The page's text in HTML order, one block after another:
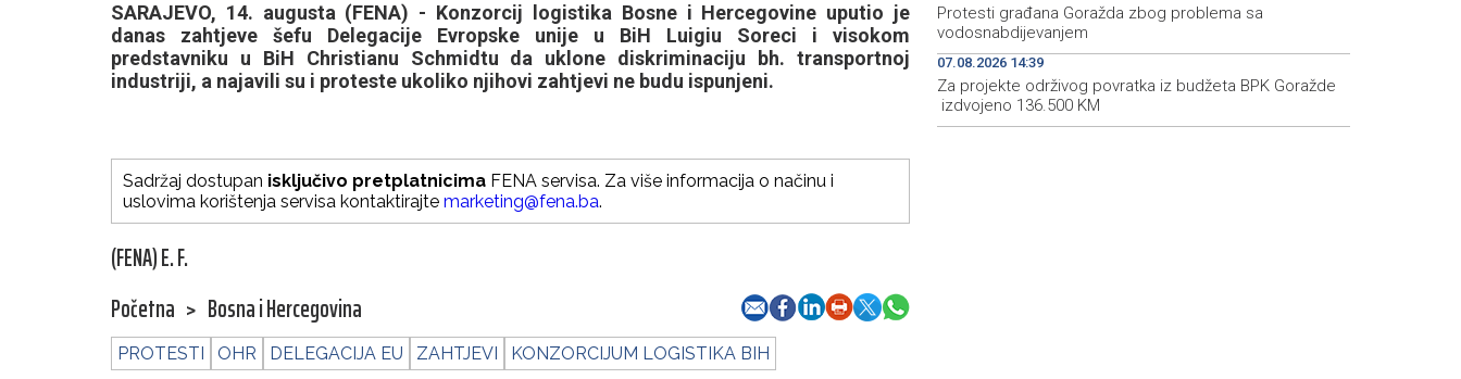
SARAJEVO, 14. augusta (FENA) - Konzorcij logistika Bosne i Hercegovine uputio je
danas zahtjeve šefu Delegacije Evropske unije u BiH Luigiu Soreci i visokom
predstavniku u BiH Christianu Schmidtu da uklone diskriminaciju bh. transportnoj
industriji, a najavili su i proteste ukoliko njihovi zahtjevi ne budu ispunjeni.
Sadržaj dostupan isključivo pretplatnicima FENA servisa. Za više informacija o načinu i
uslovima korištenja servisa kontaktirajte marketing@fena.ba.
(FENA) E. F.
Početna > Bosna i Hercegovina
PROTESTI OHR DELEGACIJA EU ZAHTJEVI KONZORCIJUM LOGISTIKA BIH
Protesti građana Goražda zbog problema sa
vodosnabdijevanjem
07.08.2026 14:39
Za projekte održivog povratka iz budžeta BPK Goražde
izdvojeno 136.500 KM